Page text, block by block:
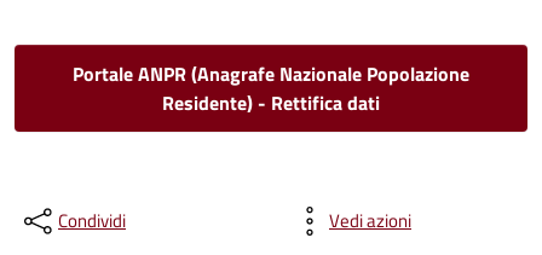
Portale ANPR (Anagrafe Nazionale Popolazione
Residente) - Rettifica dati
Condividi Vedi azioni